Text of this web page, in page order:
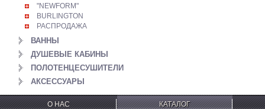
"NEWFORM"
BURLINGTON
РАСПРОДАЖА
ВАННЫ
ДУШЕВЫЕ КАБИНЫ
ПОЛОТЕНЦЕСУШИТЕЛИ
АКСЕССУАРЫ
О НАС КАТАЛОГ